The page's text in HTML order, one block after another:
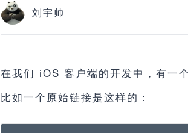
刘宇帅
在我们 iOS 客户端的开发中，有一
比如一个原始链接是这样的：